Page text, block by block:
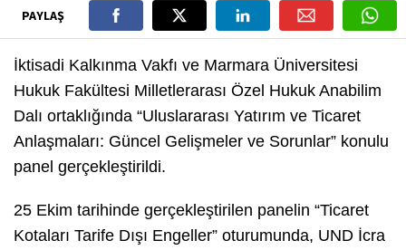
PAYLAŞ
İktisadi Kalkınma Vakfı ve Marmara Üniversitesi
Hukuk Fakültesi Milletlerarası Özel Hukuk Anabilim
Dalı ortaklığında “Uluslararası Yatırım ve Ticaret
Anlaşmaları: Güncel Gelişmeler ve Sorunlar” konulu
panel gerçekleştirildi.
25 Ekim tarihinde gerçekleştirilen panelin “Ticaret
Kotaları Tarife Dışı Engeller” oturumunda, UND İcra